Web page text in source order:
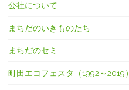
公社について
まちだのいきものたち
まちだのセミ
町田エコフェスタ（1992～2019）